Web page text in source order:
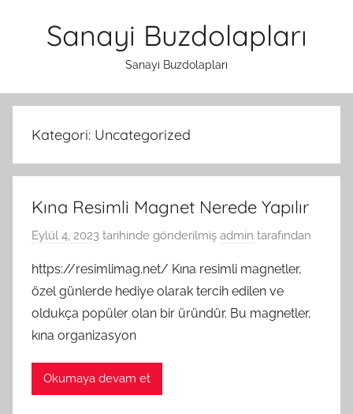
Sanayi Buzdolapları
Sanayi Buzdolapları
Kategori: Uncategorized
Kına Resimli Magnet Nerede Yapılır
Eylül 4, 2023 tarihinde gönderilmiş admin tarafından
https://resimlimag.net/ Kına resimli magnetler,
özel günlerde hediye olarak tercih edilen ve
oldukça popüler olan bir üründür. Bu magnetler,
kına organizasyon
Okumaya devam et